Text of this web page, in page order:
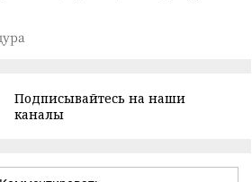
Подписывайтесь на наши
каналы